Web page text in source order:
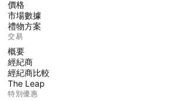
價格
市場數據
禮物方案
交易
概要
經紀商
經紀商比較
The Leap
特別優惠